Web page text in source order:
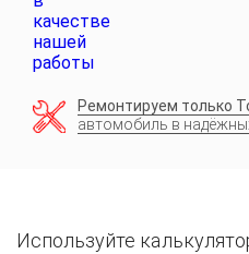
Ремонтируем только
автомобиль в
Используйте